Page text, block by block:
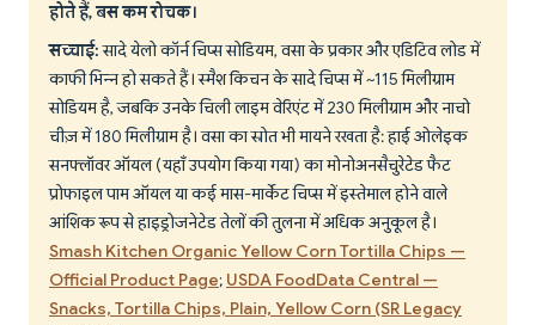
होते हैं, बस कम रोचक।
सच्चाई:सादे येलो कॉर्न चिप्स सोडियम, वसा के प्रकार और एडिटिव लोड में
काफी भिन्न हो सकते हैं। स्मैश किचन के सादे चिप्स में ~115 मिलीग्राम
सोडियम है, जबकि उनके चिली लाइम वेरिएंट में 230 मिलीग्राम और नाचो
चीज़ में 180 मिलीग्राम है। वसा का स्रोत भी मायने रखता है: हाई ओलेइक
सनफ्लॉवर ऑयल (यहाँ उपयोग किया गया) का मोनोअनसैचुरेटेड फैट
प्रोफाइल पाम ऑयल या कई मास-मार्केट चिप्स में इस्तेमाल होने वाले
आंशिक रूप से हाइड्रोजनेटेड तेलों की तुलना में अधिक अनुकूल है।
Smash Kitchen Organic Yellow Corn Tortilla Chips —
Official Product Page; USDA FoodData Central —
Snacks, Tortilla Chips, Plain, Yellow Corn (SR Legacy